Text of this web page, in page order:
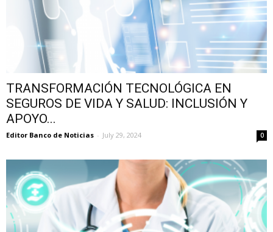
TRANSFORMACIÓN TECNOLÓGICA EN
SEGUROS DE VIDA Y SALUD: INCLUSIÓN Y
APOYO...
Editor Banco de Noticias - July 29, 2024 0